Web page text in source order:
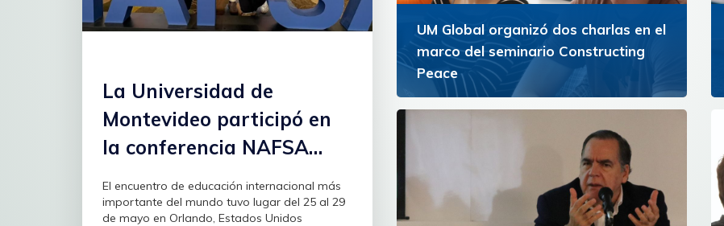
La Universidad de
Montevideo participó en
la conferencia NAFSA
2026
El encuentro de educación internacional más
importante del mundo tuvo lugar del 25 al 29
de mayo en Orlando, Estados Unidos
UM Global organizó dos charlas en el
marco del seminario Constructing
Peace